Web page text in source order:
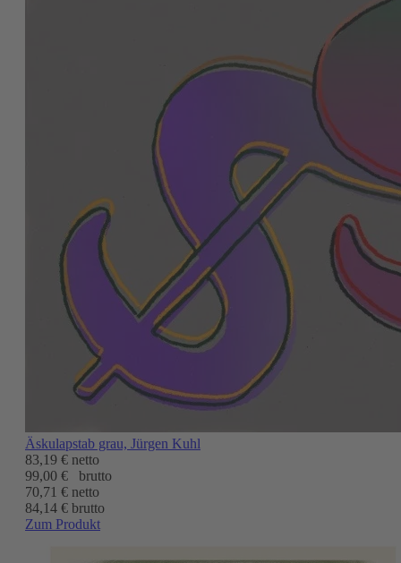
Äskulapstab grau, Jürgen Kuhl
83,19 € netto
99,00 €
brutto
70,71 € netto
84,14 € brutto
Zum Produkt